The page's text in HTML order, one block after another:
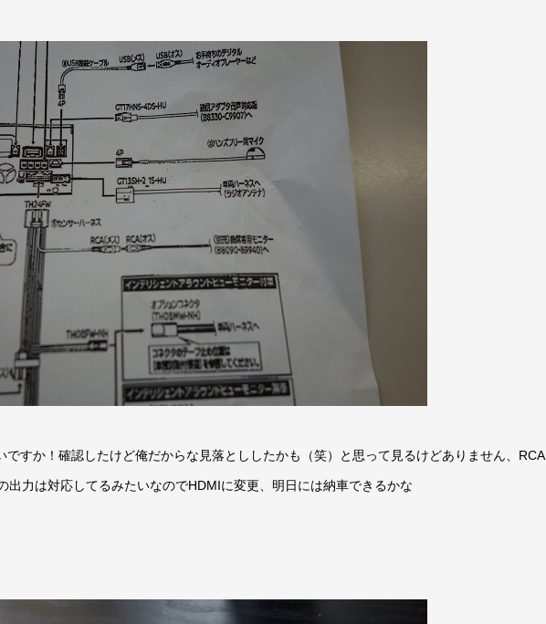
ですか！確認したけど俺だからな見落とししたかも（笑）と思って見るけどありません、RCA
出力は対応してるみたいなのでHDMIに変更、明日には納車できるかな